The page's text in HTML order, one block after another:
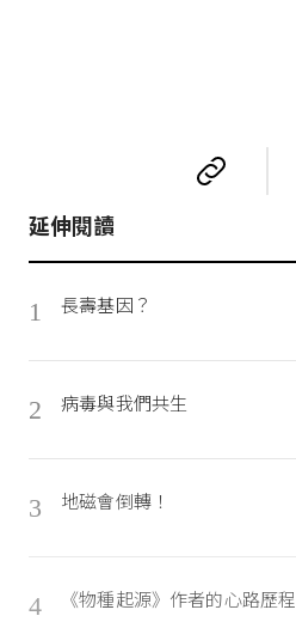
延伸閱讀
1 長壽基因？
2 病毒與我們共生
3 地磁會倒轉！
4 《物種起源》作者的心路歷程